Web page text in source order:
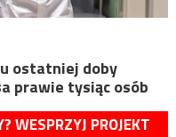
ostatniej doby
prawie tysiąc osób
WESPRZYJ PROJEKT